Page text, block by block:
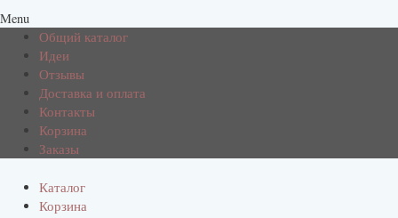
Menu
Общий каталог
Идеи
Отзывы
Доставка и оплата
Контакты
Корзина
Заказы
Каталог
Корзина